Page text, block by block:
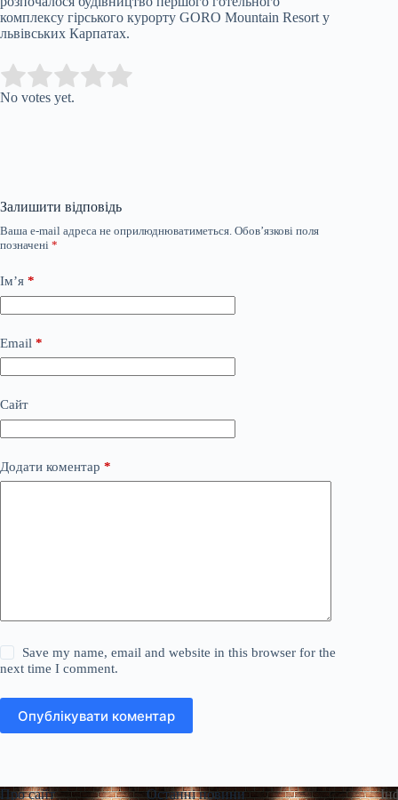
комплексу гірського курорту GORO Mountain Resort у
львівських Карпатах.
Rate this item:
No votes yet.
Залишити відповідь
Ваша e-mail адреса не оприлюднюватиметься. Обов’язкові поля
позначені *
Ім’я *
Email *
Сайт
Додати коментар *
Save my name, email and website in this browser for the
next time I comment.
Опублікувати коментар
Про сайт Останні новини